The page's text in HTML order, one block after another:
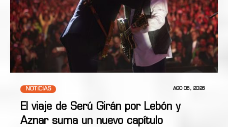
NOTICIAS AGO 06, 2026
El viaje de Serú Girán por Lebón y
Aznar suma un nuevo capítulo